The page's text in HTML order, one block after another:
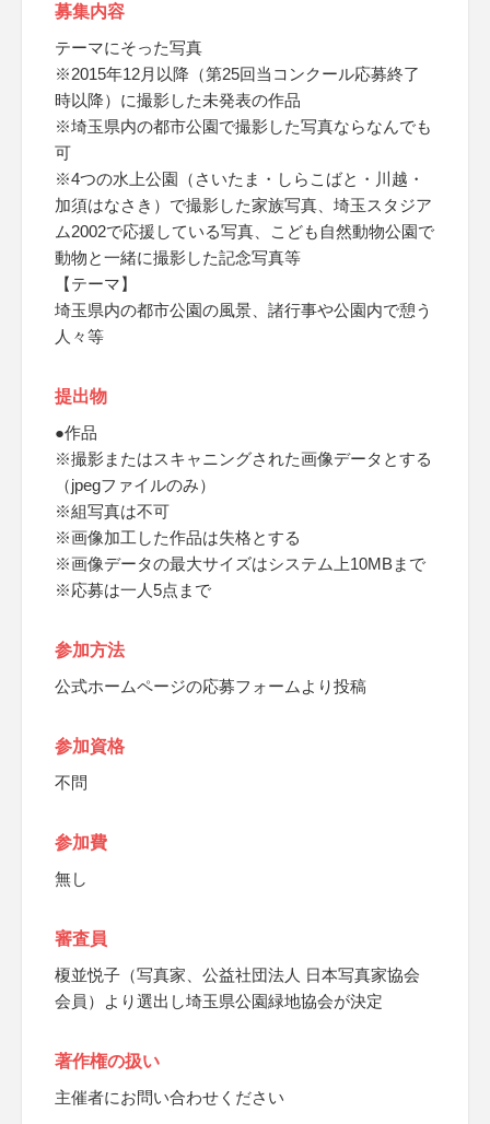
募集内容
テーマにそった写真
※2015年12月以降（第25回当コンクール応募終了
時以降）に撮影した未発表の作品
※埼玉県内の都市公園で撮影した写真ならなんでも
可
※4つの水上公園（さいたま・しらこばと・川越・
加須はなさき）で撮影した家族写真、埼玉スタジア
ム2002で応援している写真、こども自然動物公園で
動物と一緒に撮影した記念写真等
【テーマ】
埼玉県内の都市公園の風景、諸行事や公園内で憩う
人々等
提出物
●作品
※撮影またはスキャニングされた画像データとする
（jpegファイルのみ）
※組写真は不可
※画像加工した作品は失格とする
※画像データの最大サイズはシステム上10MBまで
※応募は一人5点まで
参加方法
公式ホームページの応募フォームより投稿
参加資格
不問
参加費
無し
審査員
榎並悦子（写真家、公益社団法人 日本写真家協会
会員）より選出し埼玉県公園緑地協会が決定
著作権の扱い
主催者にお問い合わせください